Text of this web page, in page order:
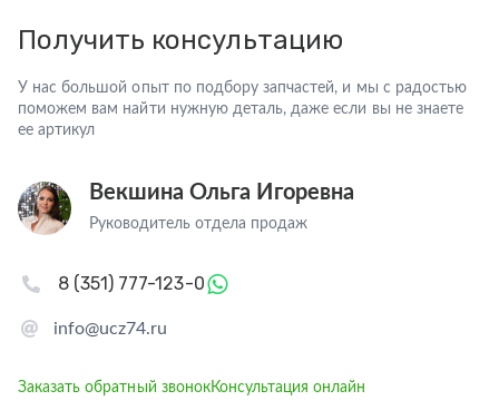
Получить консультацию
У нас большой опыт по подбору запчастей, и мы с радостью
поможем вам найти нужную деталь, даже если вы не знаете
ее артикул
Векшина Ольга Игоревна
Руководитель отдела продаж
info@ucz74.ru
8 (351) 777-123-0
Заказать обратный звонокКонсультация онлайн